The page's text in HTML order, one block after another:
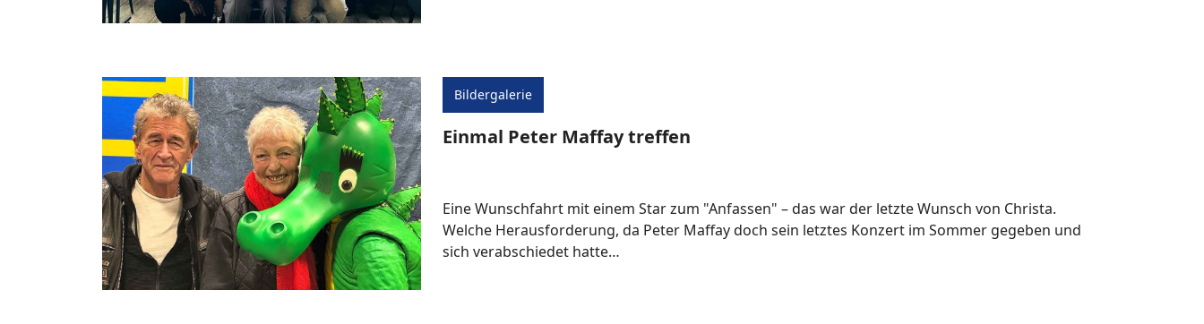
Bildergalerie
Einmal Peter Maffay treffen
Eine Wunschfahrt mit einem Star zum "Anfassen" – das war der letzte Wunsch von Christa.
Welche Herausforderung, da Peter Maffay doch sein letztes Konzert im Sommer gegeben und
sich verabschiedet hatte…